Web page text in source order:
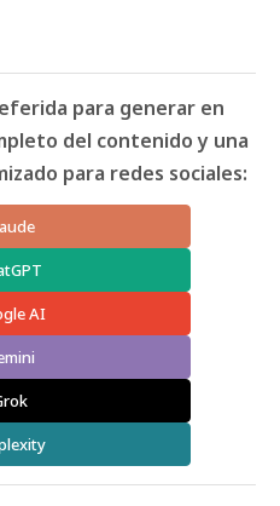
para generar en
del contenido y una
para redes sociales:
AI